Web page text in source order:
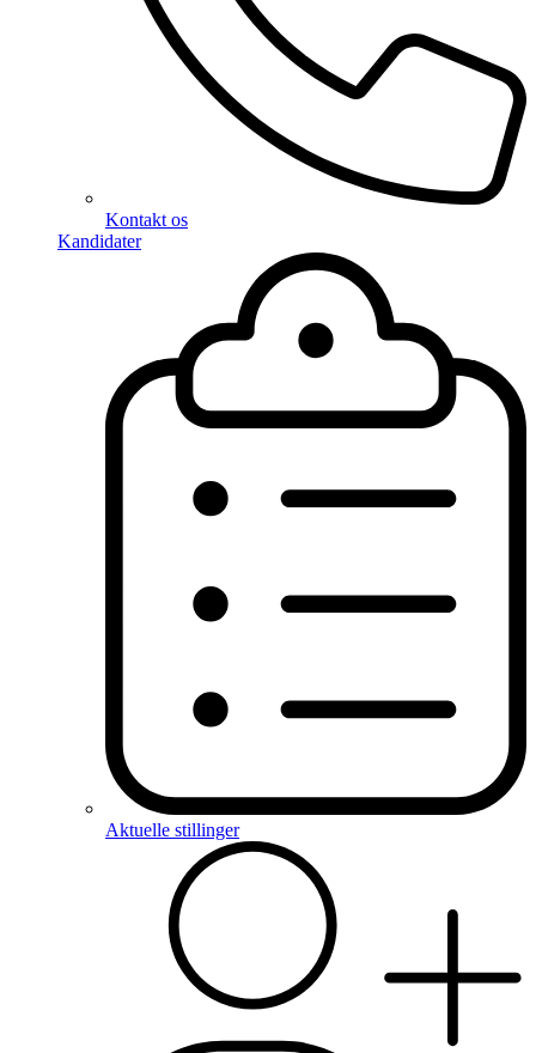
Kontakt os
Kandidater
Aktuelle stillinger